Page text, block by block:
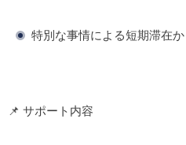
特別な事情による短期滞在
📌 サポート内容